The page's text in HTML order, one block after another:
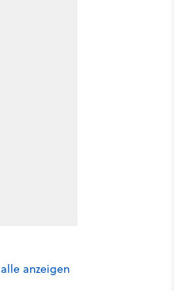
alle anzeigen